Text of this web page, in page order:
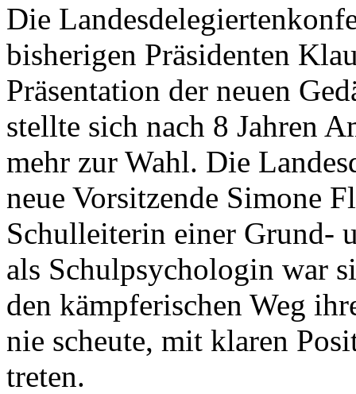
Die
bisherigen Präsidenten
Präsentation der neuen
stellte sich nach 8 Jahren
mehr zur Wahl. Die
neue Vorsitzende Simone
Schulleiterin einer Grund-
als Schulpsychologin war
den kämpferischen Weg
nie scheute, mit klaren
treten.